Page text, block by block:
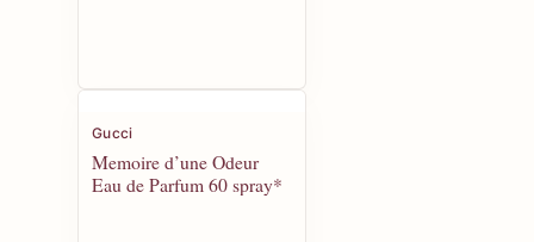
Gucci
Memoire d’une Odeur
Eau de Parfum 60 spray*